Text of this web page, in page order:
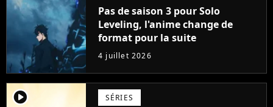
Pas de saison 3 pour Solo
Leveling, l'anime change de
format pour la suite
4 juillet 2026
player2 SÉRIES